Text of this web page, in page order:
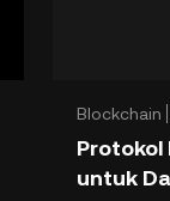
Blockchain
Protokol
untuk